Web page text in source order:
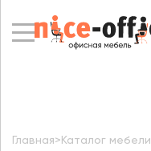
Главная> Каталог мебели